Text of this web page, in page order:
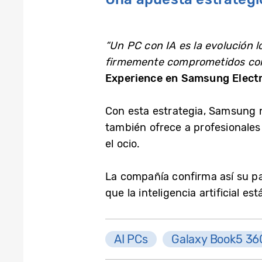
“Un PC con IA es la
firmemente comprometidos
Experience en Samsung
Con esta estrategia,
también ofrece a
el ocio.
La compañía confirma así su
que la inteligencia artificial
AI PCs Galaxy Book5